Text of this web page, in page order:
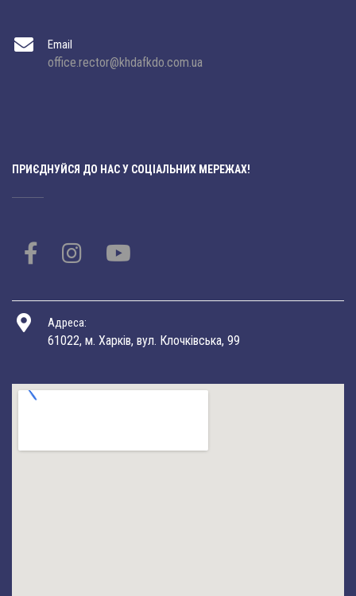
Email
office.rector@khdafkdo.com.ua
ПРИЄДНУЙСЯ ДО НАС У СОЦІАЛЬНИХ МЕРЕЖАХ!
Адреса:
61022, м. Харків, вул. Клочківська, 99